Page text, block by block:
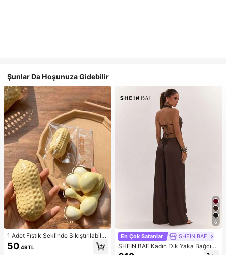
Şunlar Da Hoşunuza Gidebilir
1 Adet Fıstık Şeklinde Sıkıştırılabilir
Stres Oyuncağı, Ofis Rahatlaması v
e Parti Etkileşimi İçin Uygun, Doğu
50 ,49TL
6
En Çok Satanlar SHEIN BAE
SHEIN BAE Kadın Dik Yaka Bağcıklı
Günlük Düz Renk Moda Takımı, Ra